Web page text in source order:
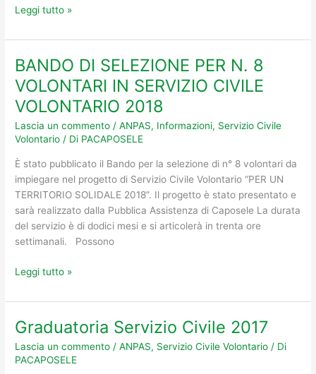
Leggi tutto »
BANDO DI SELEZIONE PER N. 8
VOLONTARI IN SERVIZIO CIVILE
VOLONTARIO 2018
Lascia un commento /ANPAS, Informazioni, Servizio Civile
Volontario / Di PACAPOSELE
È stato pubblicato il Bando per la selezione di n° 8 volontari da
impiegare nel progetto di Servizio Civile Volontario “PER UN
TERRITORIO SOLIDALE 2018”. Il progetto è stato presentato e
sarà realizzato dalla Pubblica Assistenza di Caposele La durata
del servizio è di dodici mesi e si articolerà in trenta ore
settimanali. Possono
BANDO
DI
SELEZIONE
PER
N.
8
IN
SERVIZIO
CIVILE
VOLONTARIO
2018
Leggi tutto »
Graduatoria Servizio Civile 2017
Lascia un commento /ANPAS, Servizio Civile Volontario / Di
PACAPOSELE
Graduatoria
Civile